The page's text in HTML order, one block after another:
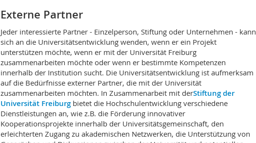
Externe Partner
Jeder interessierte Partner - Einzelperson, Stiftung oder Unternehmen - kann
sich an die Universitätsentwicklung wenden, wenn er ein Projekt
unterstützen möchte, wenn er mit der Universität Freiburg
zusammenarbeiten möchte oder wenn er bestimmte Kompetenzen
innerhalb der Institution sucht. Die Universitätsentwicklung ist aufmerksam
auf die Bedürfnisse externer Partner, die mit der Universität
zusammenarbeiten möchten. In Zusammenarbeit mit derStiftung der
Universität Freiburgbietet die Hochschulentwicklung verschiedene
Dienstleistungen an, wie z.B. die Förderung innovativer
Kooperationsprojekte innerhalb der Universitätsgemeinschaft, den
erleichterten Zugang zu akademischen Netzwerken, die Unterstützung von